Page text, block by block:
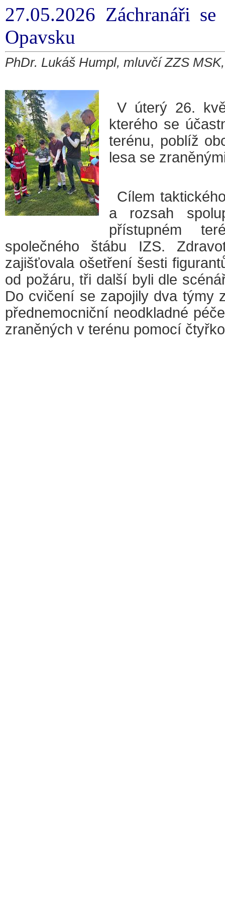
27.05.2026 Záchranáři
Opavsku
PhDr. Lukáš Humpl, mluvčí ZZS
V úterý 26.
kterého se
terénu, poblíž
lesa se
Cílem
a rozsah
přístupném
společného štábu IZS.
zajišťovala ošetření šesti
od požáru, tři další byli dle
Do cvičení se zapojily dva týmy
přednemocniční neodkladné
zraněných v terénu pomocí